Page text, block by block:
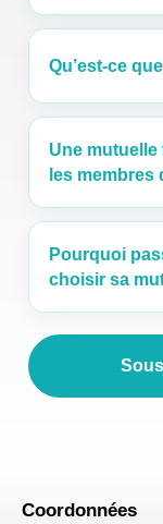
Qu’est-ce
Une
les membres
Pourquoi
choisir sa
Coordonnées